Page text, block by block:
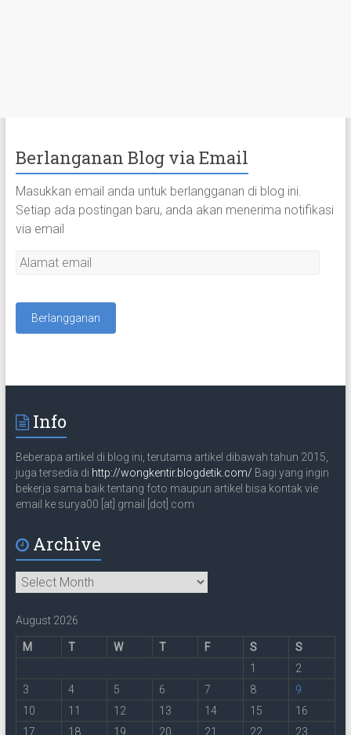
Berlanganan Blog via Email
Masukkan email anda untuk berlangganan di blog ini.
Setiap ada postingan baru, anda akan menerima notifikasi
via email
A
a
i
Info
Beberapa artikel di blog ini, terutama artikel dibawah tahun 2015,
juga tersedia di http://wongkentir.blogdetik.com/ Bagi yang ingin
bekerja sama baik tentang foto maupun artikel bisa kontak vie
email ke surya00 [at] gmail [dot] com
Archive
Archive
August 2026
M T W T F S
S
1
2
3
4 5 6 7 8
9
10
11 12 13 14 15
16
17
18 19 20 21 22 23